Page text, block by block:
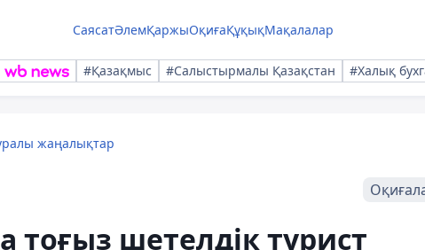
СаясатӘлемҚаржыОқиғаҚұқықМақалалар
#Қазақмыс #Салыстырмалы Қазақстан #Халық
жаңалықтар
шетелдік турист